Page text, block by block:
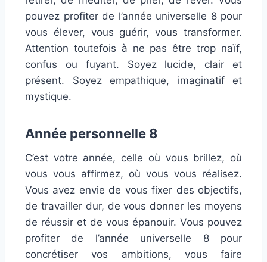
pouvez profiter de l’année universelle 8 pour
vous élever, vous guérir, vous transformer.
Attention toutefois à ne pas être trop naïf,
confus ou fuyant. Soyez lucide, clair et
présent. Soyez empathique, imaginatif et
mystique.
Année personnelle 8
C’est votre année, celle où vous brillez, où
vous vous affirmez, où vous vous réalisez.
Vous avez envie de vous fixer des objectifs,
de travailler dur, de vous donner les moyens
de réussir et de vous épanouir. Vous pouvez
profiter de l’année universelle 8 pour
concrétiser vos ambitions, vous faire